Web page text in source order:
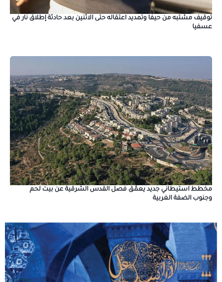
توقيف مشتبه من حيفا وتمديد اعتقاله حتى الاثنين بعد حادثة إطلاق نار في
عسفيا
مخطط استيطاني جديد يعمّق فصل القدس الشرقية عن بيت لحم
وجنوب الضفة الغربية